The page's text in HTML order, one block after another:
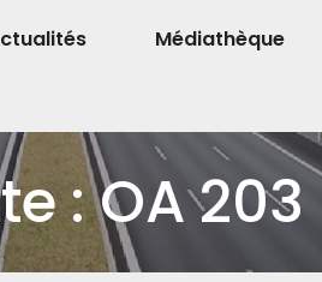
Médiathèque
:OA 203